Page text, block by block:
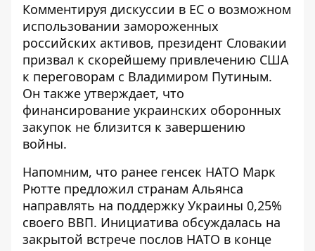
Комментируя дискуссии в ЕС о возможном
использовании замороженных
российских активов, президент Словакии
призвал к скорейшему привлечению США
к переговорам с Владимиром Путиным.
Он также утверждает, что
финансирование украинских оборонных
закупок не близится к завершению
войны.
Напомним, что ранее генсек НАТО Марк
Рютте предложил странам Альянса
направлять на поддержку Украины 0,25%
своего ВВП. Инициатива обсуждалась на
закрытой встрече послов НАТО в конце